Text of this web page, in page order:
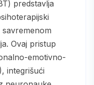
predstavlja
Ovaj pristup
emotivno-
integrišući